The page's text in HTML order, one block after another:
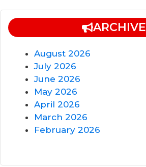
ARCHIVE
August 2026
July 2026
June 2026
May 2026
April 2026
March 2026
February 2026